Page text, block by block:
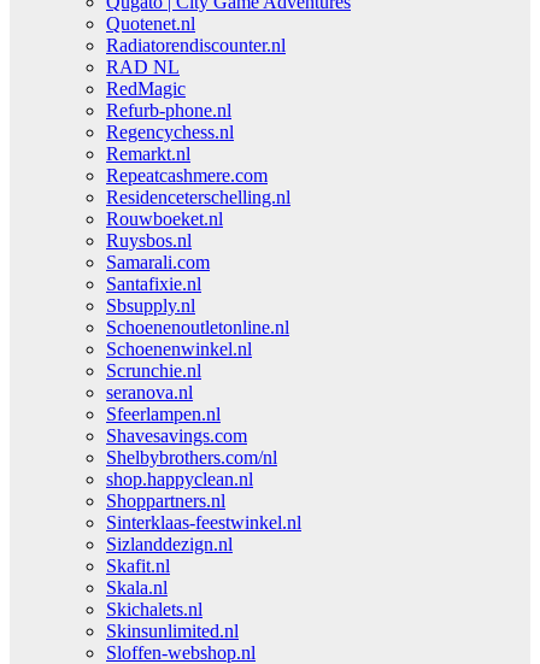
Quotenet.nl
Radiatorendiscounter.nl
RAD NL
RedMagic
Refurb-phone.nl
Regencychess.nl
Remarkt.nl
Repeatcashmere.com
Residenceterschelling.nl
Rouwboeket.nl
Ruysbos.nl
Samarali.com
Santafixie.nl
Sbsupply.nl
Schoenenoutletonline.nl
Schoenenwinkel.nl
Scrunchie.nl
seranova.nl
Sfeerlampen.nl
Shavesavings.com
Shelbybrothers.com/nl
shop.happyclean.nl
Shoppartners.nl
Sinterklaas-feestwinkel.nl
Sizlanddezign.nl
Skafit.nl
Skala.nl
Skichalets.nl
Skinsunlimited.nl
Sloffen-webshop.nl